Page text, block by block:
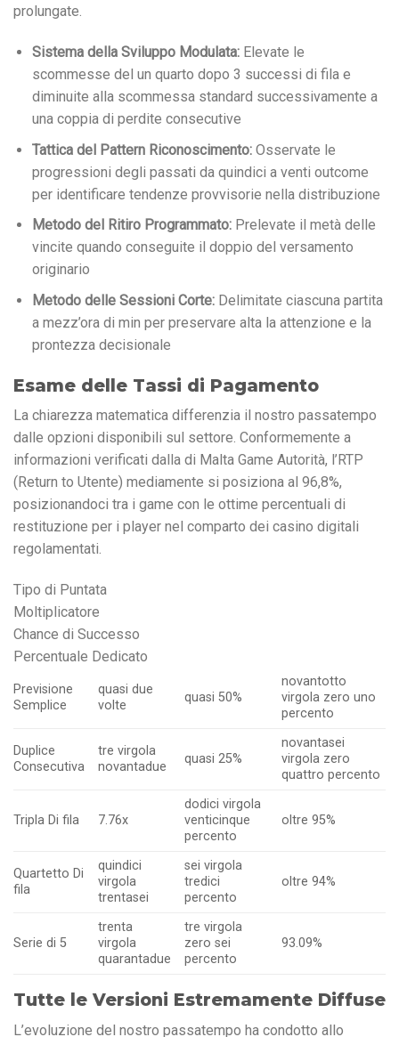
prolungate.
Sistema della Sviluppo Modulata:Elevate le
scommesse del un quarto dopo 3 successi di fila e
diminuite alla scommessa standard successivamente a
una coppia di perdite consecutive
Tattica del Pattern Riconoscimento:Osservate le
progressioni degli passati da quindici a venti outcome
per identificare tendenze provvisorie nella distribuzione
Metodo del Ritiro Programmato:Prelevate il metà delle
vincite quando conseguite il doppio del versamento
originario
Metodo delle Sessioni Corte:Delimitate ciascuna partita
a mezz’ora di min per preservare alta la attenzione e la
prontezza decisionale
Esame delle Tassi di Pagamento
La chiarezza matematica differenzia il nostro passatempo
dalle opzioni disponibili sul settore. Conformemente a
informazioni verificati dalla di Malta Game Autorità, l’RTP
(Return to Utente) mediamente si posiziona al 96,8%,
posizionandoci tra i game con le ottime percentuali di
restituzione per i player nel comparto dei casino digitali
regolamentati.
Tipo di Puntata
Moltiplicatore
Chance di Successo
Percentuale Dedicato
Previsione
Semplice
quasi due
volte
quasi 50%
novantotto
virgola zero uno
percento
Duplice
Consecutiva
tre virgola
novantadue
quasi 25%
novantasei
virgola zero
quattro percento
Tripla Di fila 7.76x
dodici virgola
venticinque
percento
oltre 95%
Quartetto Di
fila
quindici
virgola
trentasei
sei virgola
tredici
percento
oltre 94%
Serie di 5
trenta
virgola
quarantadue
tre virgola
zero sei
percento
93.09%
Tutte le Versioni Estremamente Diffuse
L’evoluzione del nostro passatempo ha condotto allo